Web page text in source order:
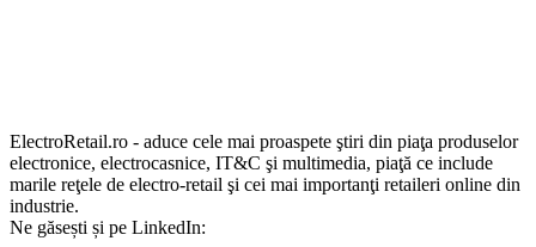
ElectroRetail.ro - aduce cele mai proaspete ştiri din piaţa produselor
electronice, electrocasnice, IT&C şi multimedia, piaţă ce include
marile reţele de electro-retail şi cei mai importanţi retaileri online din
industrie.
Ne găsești și pe LinkedIn: